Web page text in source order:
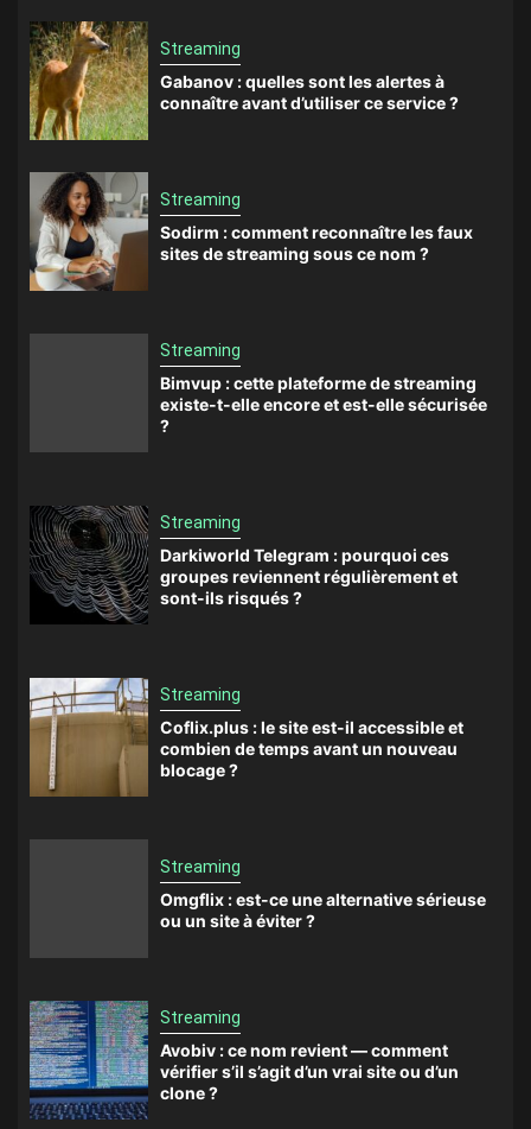
Streaming
Gabanov : quelles sont les alertes à
connaître avant d’utiliser ce service ?
Streaming
Sodirm : comment reconnaître les faux
sites de streaming sous ce nom ?
Streaming
Bimvup : cette plateforme de streaming
existe-t-elle encore et est-elle sécurisée
?
Streaming
Darkiworld Telegram : pourquoi ces
groupes reviennent régulièrement et
sont-ils risqués ?
Streaming
Coflix.plus : le site est-il accessible et
combien de temps avant un nouveau
blocage ?
Streaming
Omgflix : est-ce une alternative sérieuse
ou un site à éviter ?
Streaming
Avobiv : ce nom revient — comment
vérifier s’il s’agit d’un vrai site ou d’un
clone ?